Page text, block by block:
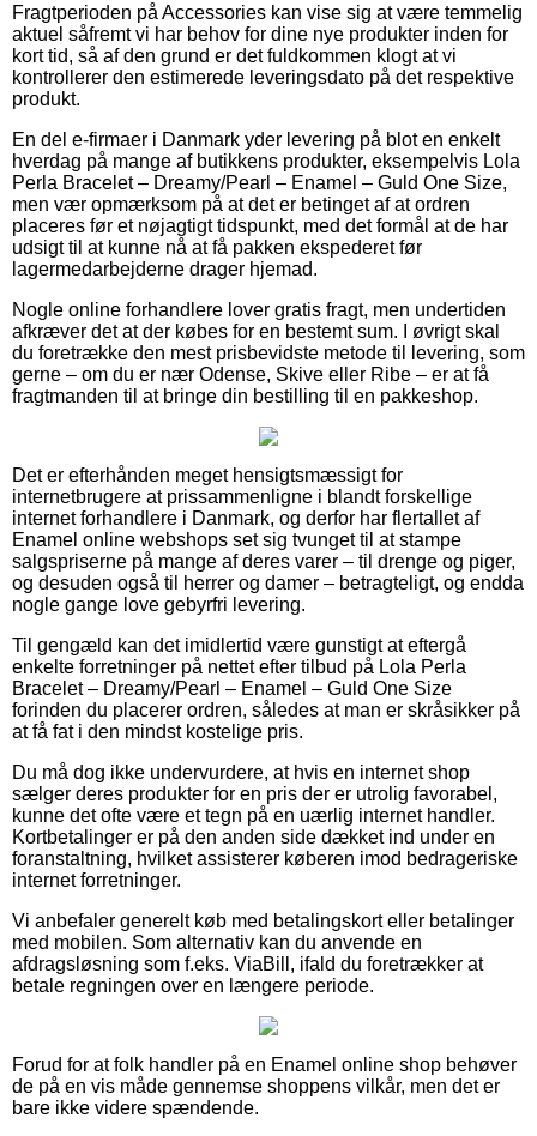
Fragtperioden på Accessories kan vise sig at være temmelig
aktuel såfremt vi har behov for dine nye produkter inden for
kort tid, så af den grund er det fuldkommen klogt at vi
kontrollerer den estimerede leveringsdato på det respektive
produkt.
En del e-firmaer i Danmark yder levering på blot en enkelt
hverdag på mange af butikkens produkter, eksempelvis Lola
Perla Bracelet – Dreamy/Pearl – Enamel – Guld One Size,
men vær opmærksom på at det er betinget af at ordren
placeres før et nøjagtigt tidspunkt, med det formål at de har
udsigt til at kunne nå at få pakken ekspederet før
lagermedarbejderne drager hjemad.
Nogle online forhandlere lover gratis fragt, men undertiden
afkræver det at der købes for en bestemt sum. I øvrigt skal
du foretrække den mest prisbevidste metode til levering, som
gerne – om du er nær Odense, Skive eller Ribe – er at få
fragtmanden til at bringe din bestilling til en pakkeshop.
Det er efterhånden meget hensigtsmæssigt for
internetbrugere at prissammenligne i blandt forskellige
internet forhandlere i Danmark, og derfor har flertallet af
Enamel online webshops set sig tvunget til at stampe
salgspriserne på mange af deres varer – til drenge og piger,
og desuden også til herrer og damer – betragteligt, og endda
nogle gange love gebyrfri levering.
Til gengæld kan det imidlertid være gunstigt at eftergå
enkelte forretninger på nettet efter tilbud på Lola Perla
Bracelet – Dreamy/Pearl – Enamel – Guld One Size
forinden du placerer ordren, således at man er skråsikker på
at få fat i den mindst kostelige pris.
Du må dog ikke undervurdere, at hvis en internet shop
sælger deres produkter for en pris der er utrolig favorabel,
kunne det ofte være et tegn på en uærlig internet handler.
Kortbetalinger er på den anden side dækket ind under en
foranstaltning, hvilket assisterer køberen imod bedrageriske
internet forretninger.
Vi anbefaler generelt køb med betalingskort eller betalinger
med mobilen. Som alternativ kan du anvende en
afdragsløsning som f.eks. ViaBill, ifald du foretrækker at
betale regningen over en længere periode.
Forud for at folk handler på en Enamel online shop behøver
de på en vis måde gennemse shoppens vilkår, men det er
bare ikke videre spændende.